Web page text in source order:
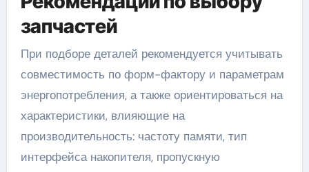
запчастей
При подборе деталей рекомендуется учитывать
совместимость по форм-фактору и параметрам
энергопотребления, а также ориентироваться на
характеристики, влияющие на
производительность: частоту памяти, тип
интерфейса накопителя, пропускную